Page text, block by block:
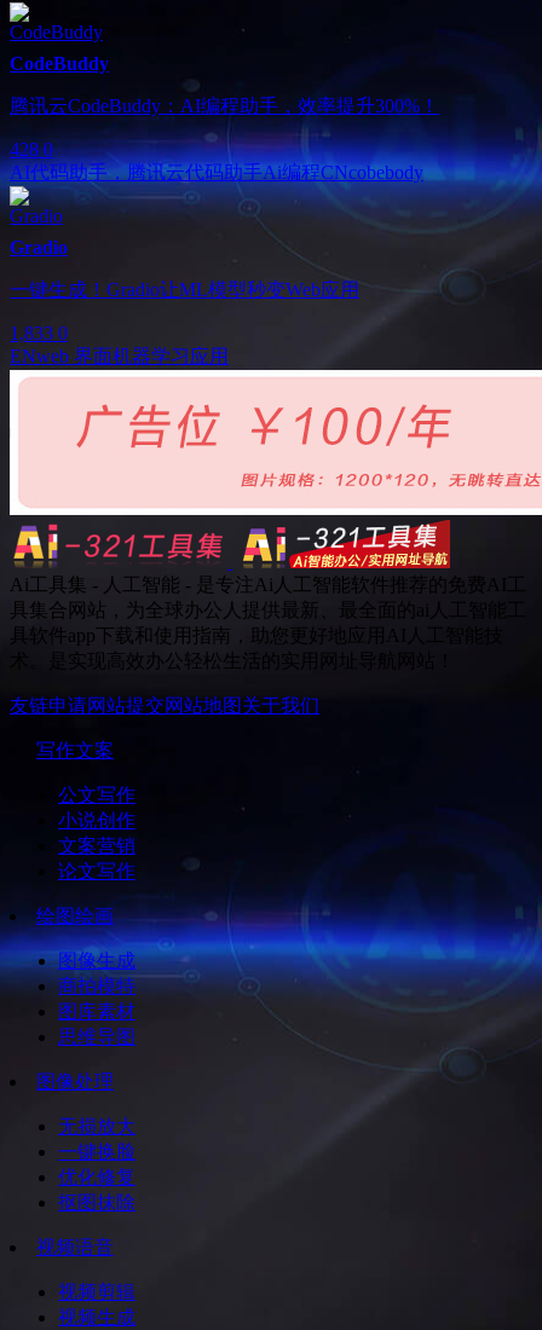
CodeBuddy
腾讯云CodeBuddy：AI编程助手，效率提升300%！
428 0
AI代码助手，腾讯云代码助手Ai编程CNcobebody
Gradio
一键生成！Gradio让ML模型秒变Web应用
1,833 0
ENweb 界面机器学习应用
Ai工具集 - 人工智能 - 是专注Ai人工智能软件推荐的免费AI工
具集合网站，为全球办公人提供最新、最全面的ai人工智能工
具软件app下载和使用指南，助您更好地应用AI人工智能技
术。是实现高效办公轻松生活的实用网址导航网站！
友链申请网站提交网站地图 关于我们
写作文案
公文写作
小说创作
文案营销
论文写作
绘图绘画
图像生成
商拍模特
图库素材
思维导图
图像处理
无损放大
一键换脸
优化修复
抠图抹除
视频语音
视频剪辑
视频生成